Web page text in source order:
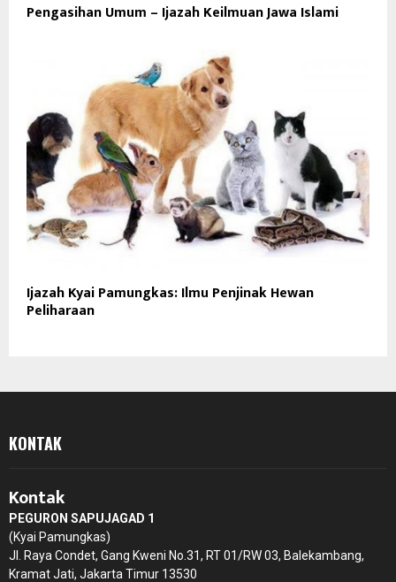
Pengasihan Umum – Ijazah Keilmuan Jawa Islami
Ijazah Kyai Pamungkas: Ilmu Penjinak Hewan
Peliharaan
KONTAK
Kontak
PEGURON SAPUJAGAD 1
(Kyai Pamungkas)
Jl. Raya Condet, Gang Kweni No.31, RT 01/RW 03, Balekambang,
Kramat Jati, Jakarta Timur 13530